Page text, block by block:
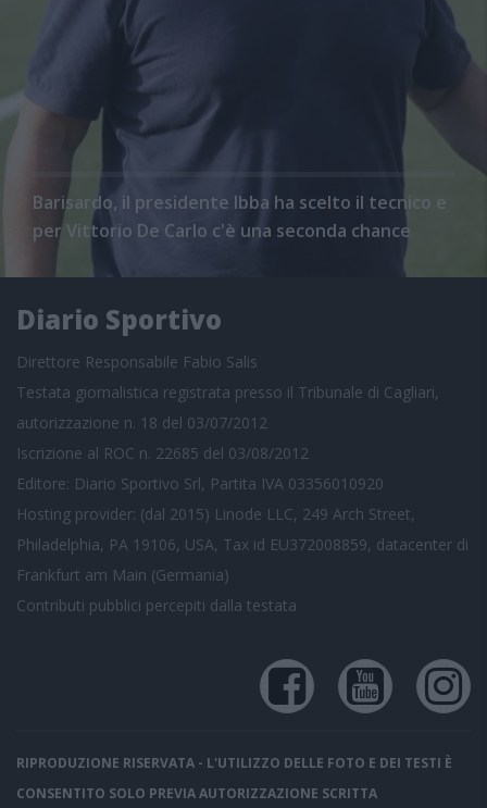
Barisardo, il presidente Ibba ha scelto il tecnico e
per Vittorio De Carlo c'è una seconda chance
Diario Sportivo
Direttore Responsabile Fabio Salis
Testata giornalistica registrata presso il Tribunale di Cagliari,
autorizzazione n. 18 del 03/07/2012
Iscrizione al ROC n. 22685 del 03/08/2012
Editore: Diario Sportivo Srl, Partita IVA 03356010920
Hosting provider: (dal 2015) Linode LLC, 249 Arch Street,
Philadelphia, PA 19106, USA, Tax id EU372008859, datacenter di
Frankfurt am Main (Germania)
Contributi pubblici percepiti dalla testata
RIPRODUZIONE RISERVATA - L'UTILIZZO DELLE FOTO E DEI TESTI È
CONSENTITO SOLO PREVIA AUTORIZZAZIONE SCRITTA